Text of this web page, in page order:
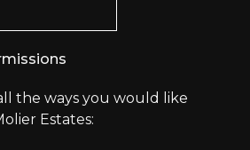
the ways you would like
Estates: